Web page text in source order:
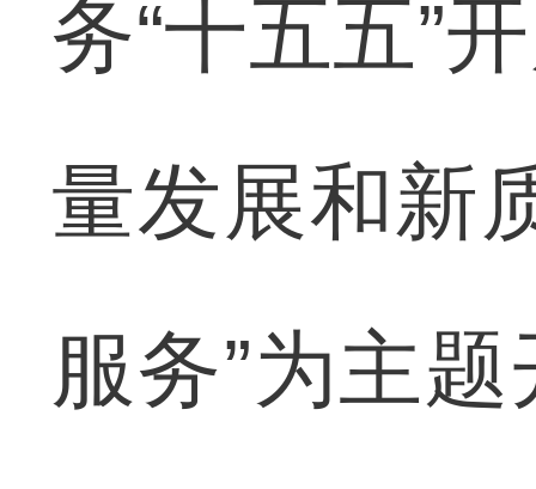
务“十五五”
量发展和新
服务”为主